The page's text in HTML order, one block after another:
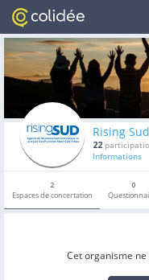
Rising Sud
22
Informations
2
Espaces de concertation
0
Cet organisme